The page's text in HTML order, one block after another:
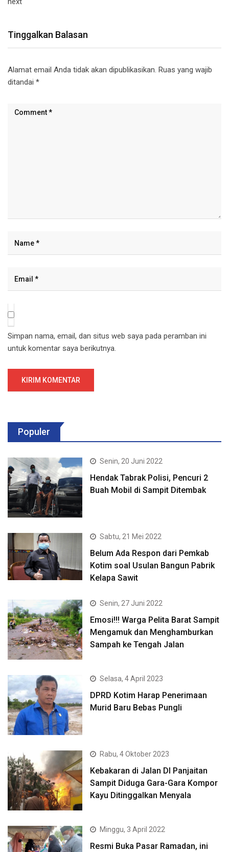
Tinggalkan Balasan
Alamat email Anda tidak akan dipublikasikan. Ruas yang wajib
ditandai *
Simpan nama, email, dan situs web saya pada peramban ini
untuk komentar saya berikutnya.
Populer
Senin, 20 Juni 2022
Hendak Tabrak Polisi, Pencuri 2
Buah Mobil di Sampit Ditembak
Sabtu, 21 Mei 2022
Belum Ada Respon dari Pemkab
Kotim soal Usulan Bangun Pabrik
Kelapa Sawit
Senin, 27 Juni 2022
Emosi!!! Warga Pelita Barat Sampit
Mengamuk dan Menghamburkan
Sampah ke Tengah Jalan
Selasa, 4 April 2023
DPRD Kotim Harap Penerimaan
Murid Baru Bebas Pungli
Rabu, 4 Oktober 2023
Kebakaran di Jalan DI Panjaitan
Sampit Diduga Gara-Gara Kompor
Kayu Ditinggalkan Menyala
Minggu, 3 April 2022
Resmi Buka Pasar Ramadan, ini